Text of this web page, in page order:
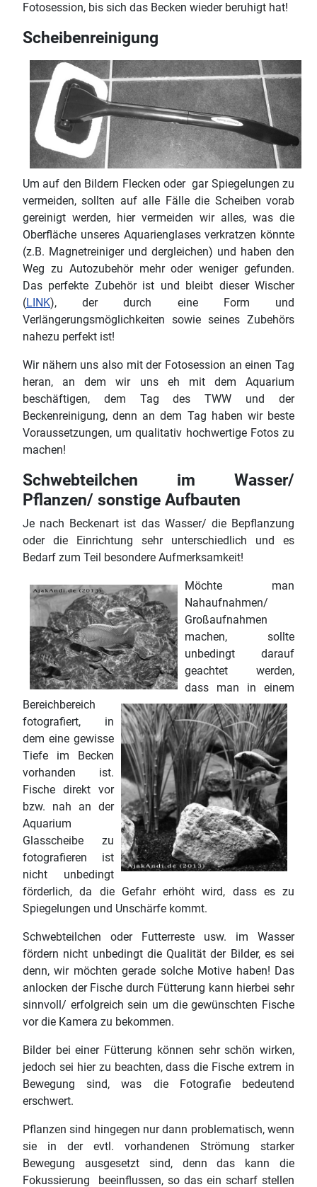
Fotosession, bis sich das Becken wieder beruhigt hat!
Scheibenreinigung
Um auf den Bildern Flecken oder gar Spiegelungen zu
vermeiden, sollten auf alle Fälle die Scheiben vorab
gereinigt werden, hier vermeiden wir alles, was die
Oberfläche unseres Aquarienglases verkratzen könnte
(z.B. Magnetreiniger und dergleichen) und haben den
Weg zu Autozubehör mehr oder weniger gefunden.
Das perfekte Zubehör ist und bleibt dieser Wischer
(LINK), der durch eine Form und
Verlängerungsmöglichkeiten sowie seines Zubehörs
nahezu perfekt ist!
Wir nähern uns also mit der Fotosession an einen Tag
heran, an dem wir uns eh mit dem Aquarium
beschäftigen, dem Tag des TWW und der
Beckenreinigung, denn an dem Tag haben wir beste
Voraussetzungen, um qualitativ hochwertige Fotos zu
machen!
Schwebteilchen im Wasser/
Pflanzen/ sonstige Aufbauten
Je nach Beckenart ist das Wasser/ die Bepflanzung
oder die Einrichtung sehr unterschiedlich und es
Bedarf zum Teil besondere Aufmerksamkeit!
Möchte man
Nahaufnahmen/
Großaufnahmen
machen, sollte
unbedingt darauf
geachtet werden,
dass man in einem
Bereichbereich
fotografiert, in
dem eine gewisse
Tiefe im Becken
vorhanden ist.
Fische direkt vor
bzw. nah an der
Aquarium
Glasscheibe zu
fotografieren ist
nicht unbedingt
förderlich, da die Gefahr erhöht wird, dass es zu
Spiegelungen und Unschärfe kommt.
Schwebteilchen oder Futterreste usw. im Wasser
fördern nicht unbedingt die Qualität der Bilder, es sei
denn, wir möchten gerade solche Motive haben! Das
anlocken der Fische durch Fütterung kann hierbei sehr
sinnvoll/ erfolgreich sein um die gewünschten Fische
vor die Kamera zu bekommen.
Bilder bei einer Fütterung können sehr schön wirken,
jedoch sei hier zu beachten, dass die Fische extrem in
Bewegung sind, was die Fotografie bedeutend
erschwert.
Pflanzen sind hingegen nur dann problematisch, wenn
sie in der evtl. vorhandenen Strömung starker
Bewegung ausgesetzt sind, denn das kann die
Fokussierung beeinflussen, so das ein scharf stellen